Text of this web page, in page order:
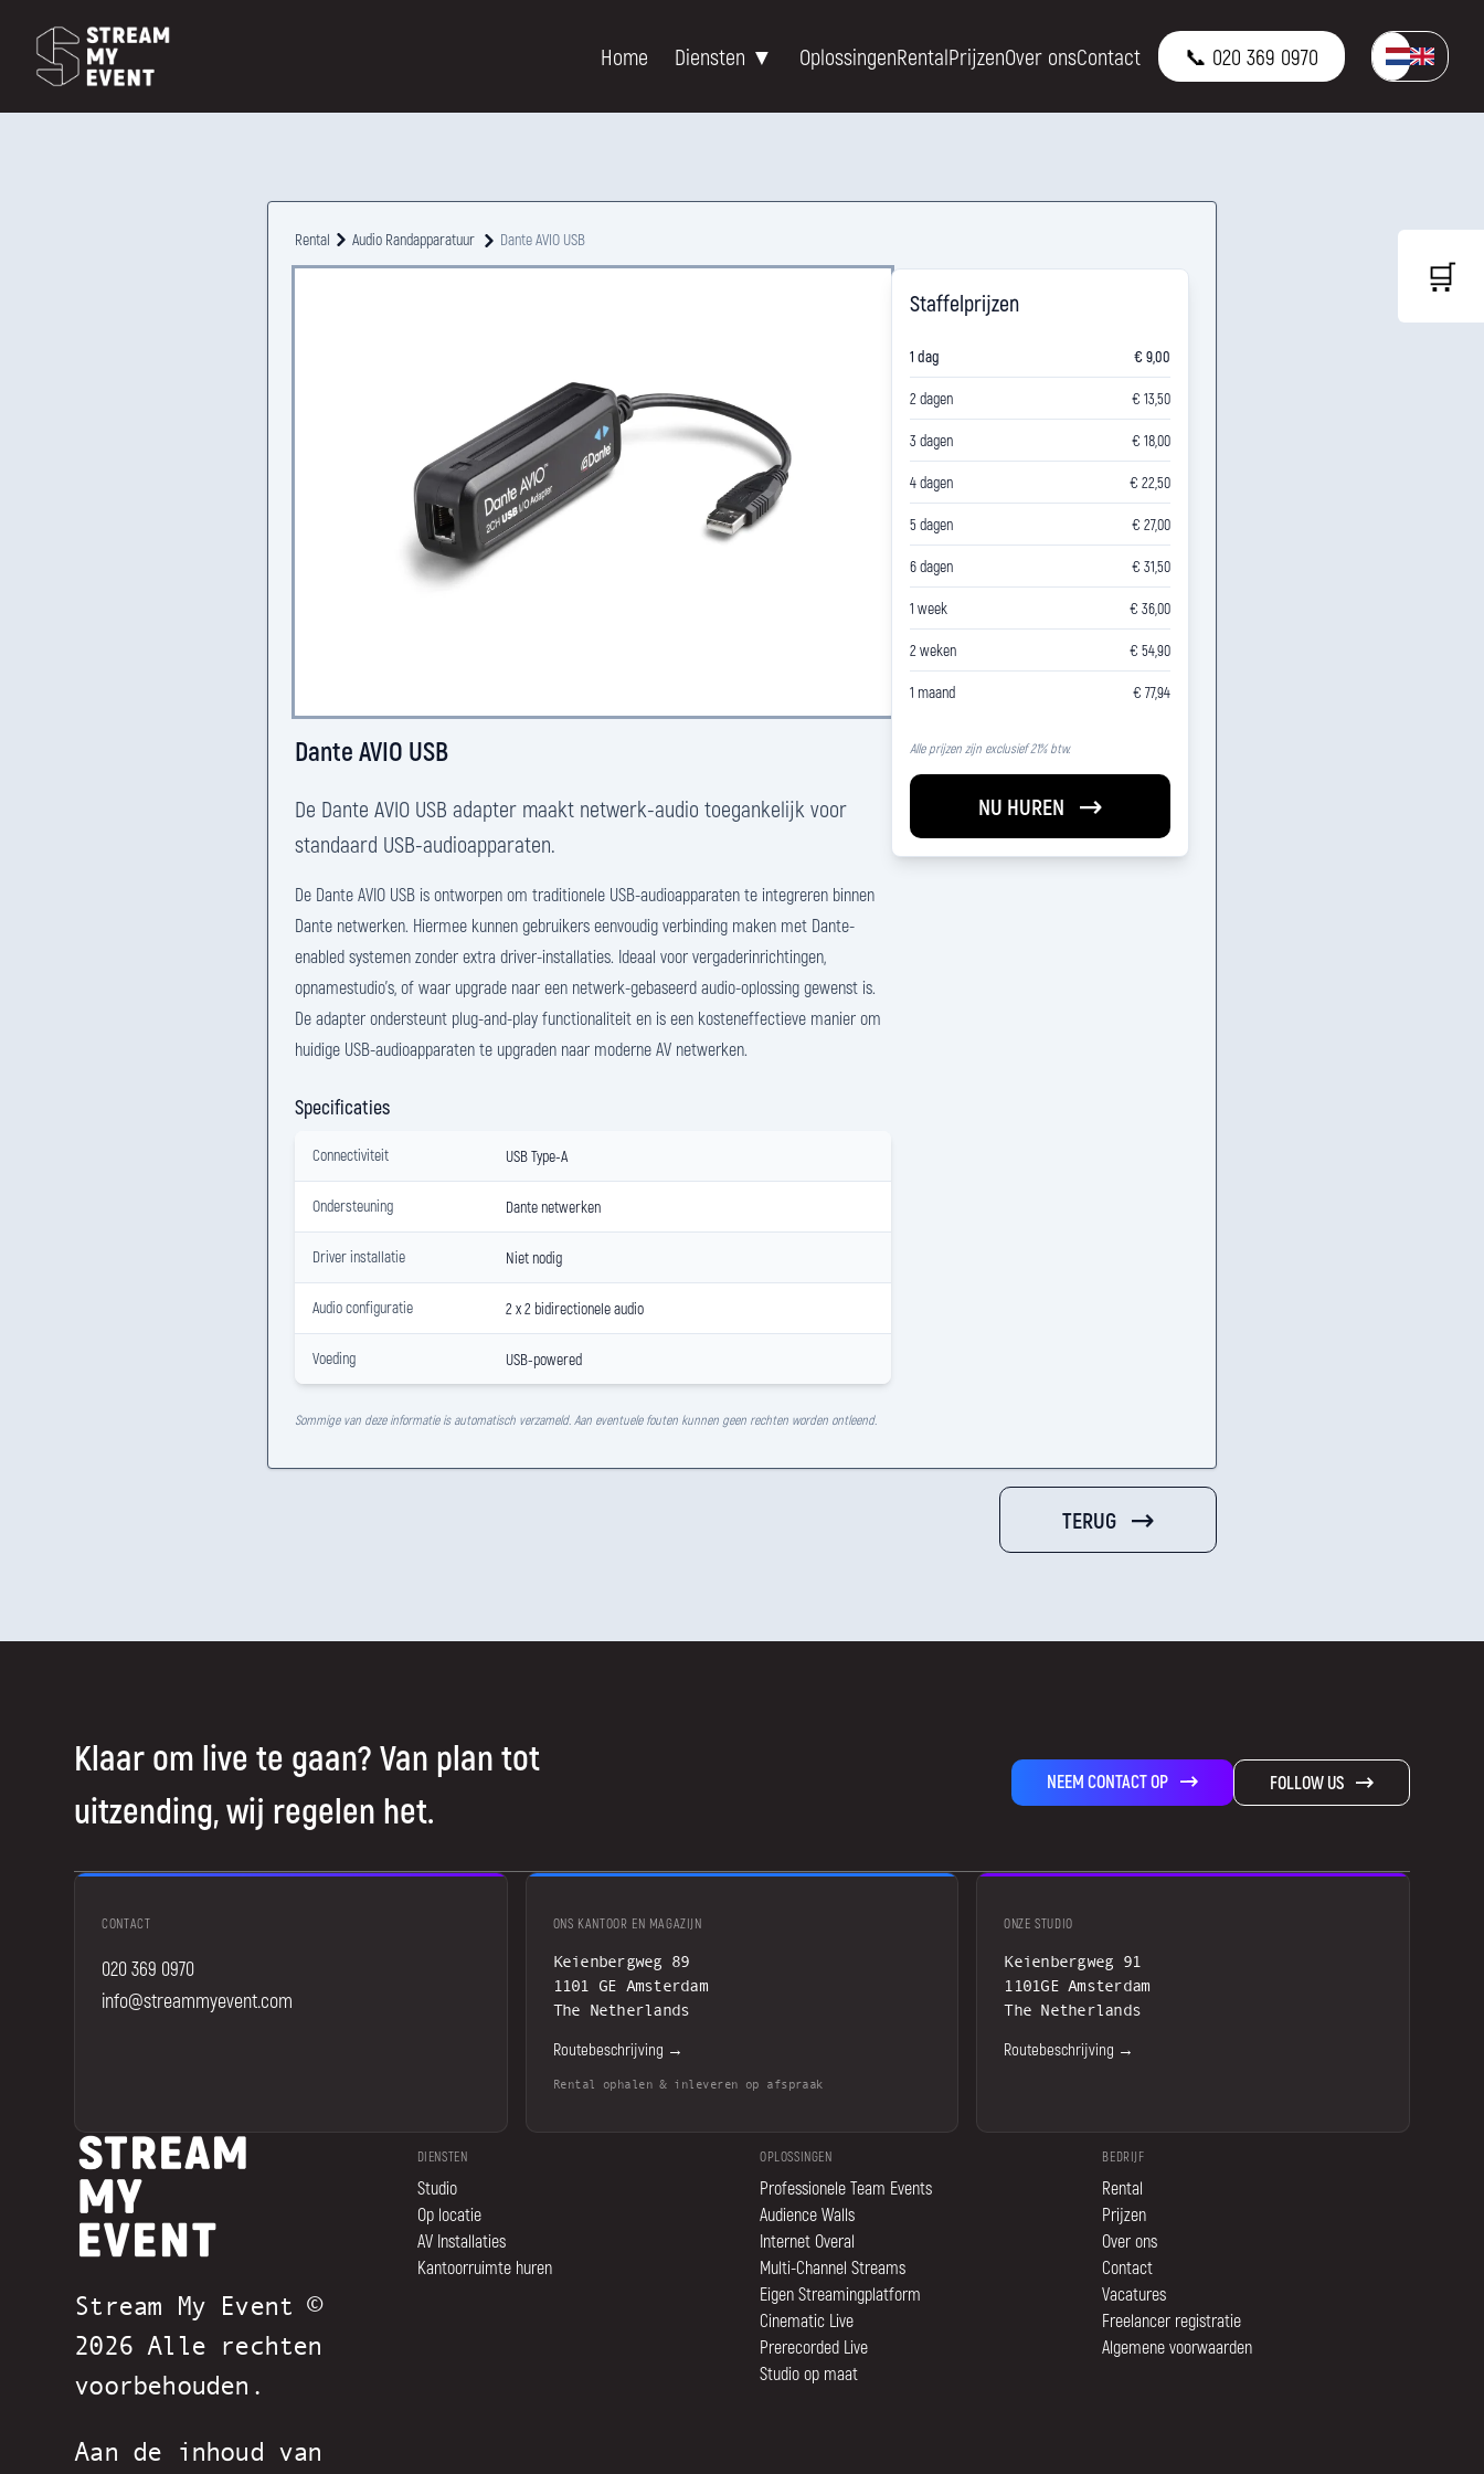
Home Diensten ▼ OplossingenRentalPrijzenOver onsContact 📞 020 369 0970
Rental Audio Randapparatuur Dante AVIO USB
Dante AVIO USB
De Dante AVIO USB adapter maakt netwerk-audio toegankelijk voor
standaard USB-audioapparaten.
De Dante AVIO USB is ontworpen om traditionele USB-audioapparaten te integreren binnen
Dante netwerken. Hiermee kunnen gebruikers eenvoudig verbinding maken met Dante-
enabled systemen zonder extra driver-installaties. Ideaal voor vergaderinrichtingen,
opnamestudio's, of waar upgrade naar een netwerk-gebaseerd audio-oplossing gewenst is.
De adapter ondersteunt plug-and-play functionaliteit en is een kosteneffectieve manier om
huidige USB-audioapparaten te upgraden naar moderne AV netwerken.
Specificaties
Connectiviteit USB Type-A
Ondersteuning Dante netwerken
Driver installatie Niet nodig
Audio configuratie 2 x 2 bidirectionele audio
Voeding USB-powered
Sommige van deze informatie is automatisch verzameld. Aan eventuele fouten kunnen geen rechten worden ontleend.
Staffelprijzen
1 dag € 9,00
2 dagen € 13,50
3 dagen € 18,00
4 dagen € 22,50
5 dagen € 27,00
6 dagen € 31,50
1 week € 36,00
2 weken € 54,90
1 maand € 77,94
Alle prijzen zijn exclusief 21% btw.
NU HUREN
TERUG
🛒
Klaar om live te gaan? Van plan tot
uitzending, wij regelen het.
NEEM CONTACT OP FOLLOW US
CONTACT
020 369 0970
info@streammyevent.com
ONS KANTOOR EN MAGAZIJN
Keienbergweg 89
1101 GE Amsterdam
The Netherlands
Routebeschrijving →
Rental ophalen & inleveren op afspraak
ONZE STUDIO
Keienbergweg 91
1101GE Amsterdam
The Netherlands
Routebeschrijving →
Stream My Event ©
2026 Alle rechten
voorbehouden.
Aan de inhoud van
DIENSTEN
Studio
Op locatie
AV Installaties
Kantoorruimte huren
OPLOSSINGEN
Professionele Team Events
Audience Walls
Internet Overal
Multi-Channel Streams
Eigen Streamingplatform
Cinematic Live
Prerecorded Live
Studio op maat
BEDRIJF
Rental
Prijzen
Over ons
Contact
Vacatures
Freelancer registratie
Algemene voorwaarden